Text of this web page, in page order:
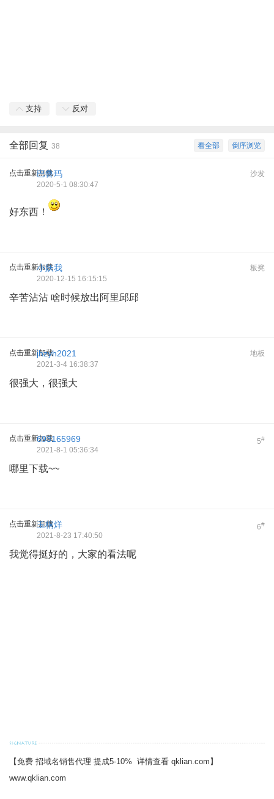
支持 反对
倒序浏览
看全部
全部回复 38
点击重新加载 沙发
巴鲁玛
2020-5-1 08:30:47
好东西！
点击重新加载 板凳
小妖我
2020-12-15 16:15:15
辛苦沾沾 啥时候放出阿里邱邱
点击重新加载 地板
jhzyh2021
2021-3-4 16:38:37
很强大，很强大
点击重新加载 5#
693165969
2021-8-1 05:36:34
哪里下载~~
点击重新加载 6#
玉桐烊
2021-8-23 17:40:50
我觉得挺好的，大家的看法呢
【免费 招域名销售代理 提成5-10% 详情查看 qklian.com】
www.qklian.com